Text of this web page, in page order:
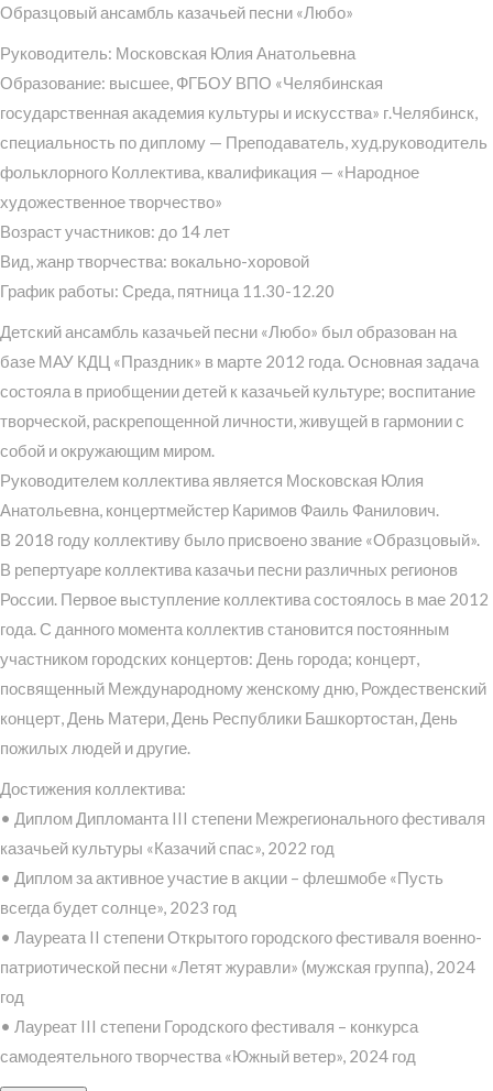
Образцовый ансамбль казачьей песни «Любо»
Руководитель: Московская Юлия Анатольевна
Образование: высшее, ФГБОУ ВПО «Челябинская
государственная академия культуры и искусства» г.Челябинск,
специальность по диплому — Преподаватель, худ.руководитель
фольклорного Коллектива, квалификация — «Народное
художественное творчество»
Возраст участников: до 14 лет
Вид, жанр творчества: вокально-хоровой
График работы: Среда, пятница 11.30-12.20
Детский ансамбль казачьей песни «Любо» был образован на
базе МАУ КДЦ «Праздник» в марте 2012 года. Основная задача
состояла в приобщении детей к казачьей культуре; воспитание
творческой, раскрепощенной личности, живущей в гармонии с
собой и окружающим миром.
Руководителем коллектива является Московская Юлия
Анатольевна, концертмейстер Каримов Фаиль Фанилович.
В 2018 году коллективу было присвоено звание «Образцовый».
В репертуаре коллектива казачьи песни различных регионов
России. Первое выступление коллектива состоялось в мае 2012
года. С данного момента коллектив становится постоянным
участником городских концертов: День города; концерт,
посвященный Международному женскому дню, Рождественский
концерт, День Матери, День Республики Башкортостан, День
пожилых людей и другие.
Достижения коллектива:
• Диплом Дипломанта III степени Межрегионального фестиваля
казачьей культуры «Казачий спас», 2022 год
• Диплом за активное участие в акции – флешмобе «Пусть
всегда будет солнце», 2023 год
• Лауреата II степени Открытого городского фестиваля военно-
патриотической песни «Летят журавли» (мужская группа), 2024
год
• Лауреат III степени Городского фестиваля – конкурса
самодеятельного творчества «Южный ветер», 2024 год